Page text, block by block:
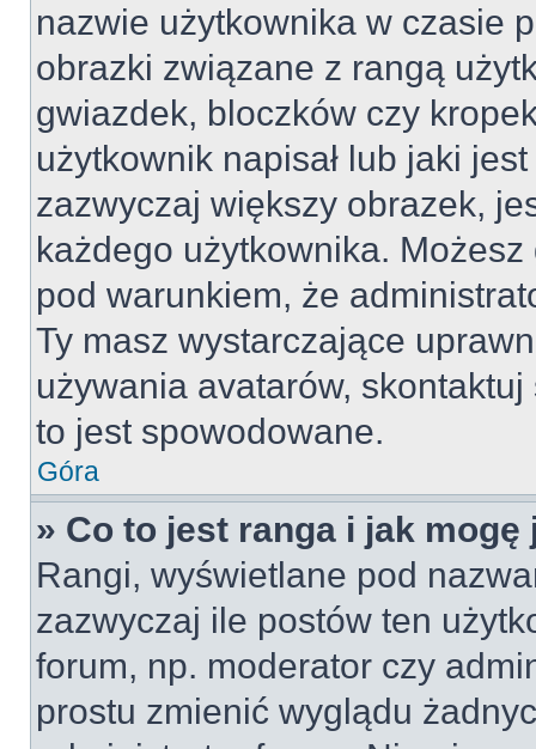
nazwie użytkownika w czasie
obrazki związane z rangą
gwiazdek, bloczków czy
użytkownik napisał lub jaki
zazwyczaj większy obrazek,
każdego użytkownika.
pod warunkiem, że
Ty masz wystarczające
używania avatarów,
to jest spowodowane.
Góra
» Co to jest ranga i jak mogę
Rangi, wyświetlane pod
zazwyczaj ile postów ten
forum, np. moderator czy
prostu zmienić wyglądu